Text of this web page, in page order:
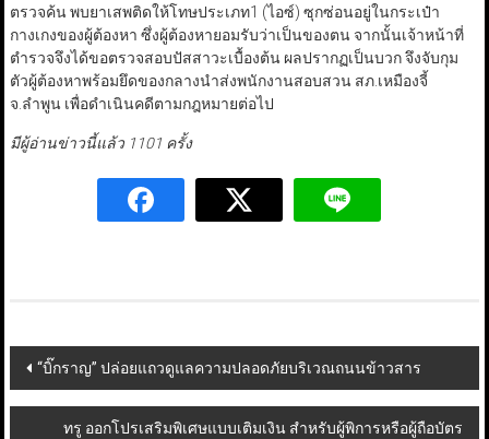
ตรวจค้น พบยาเสพติดให้โทษประเภท1 (ไอซ์) ซุกซ่อนอยู่ในกระเป๋า
กางเกงของผู้ต้องหา ซึ่งผู้ต้องหายอมรับว่าเป็นของตน จากนั้นเจ้าหน้าที่
ตำรวจจึงได้ขอตรวจสอบปัสสาวะเบื้องต้น ผลปรากฏเป็นบวก จึงจับกุม
ตัวผู้ต้องหาพร้อมยึดของกลางนำส่งพนักงานสอบสวน สภ.เหมืองจี้
จ.ลำพูน เพื่อดำเนินคดีตามกฎหมายต่อไป
มีผู้อ่านข่าวนี้แล้ว 1101 ครั้ง
Post
navigation
“บิ๊กราญ” ปล่อยแถวดูแลความปลอดภัยบริเวณถนนข้าวสาร
ทรู ออกโปรเสริมพิเศษแบบเติมเงิน สำหรับผู้พิการหรือผู้ถือบัตร